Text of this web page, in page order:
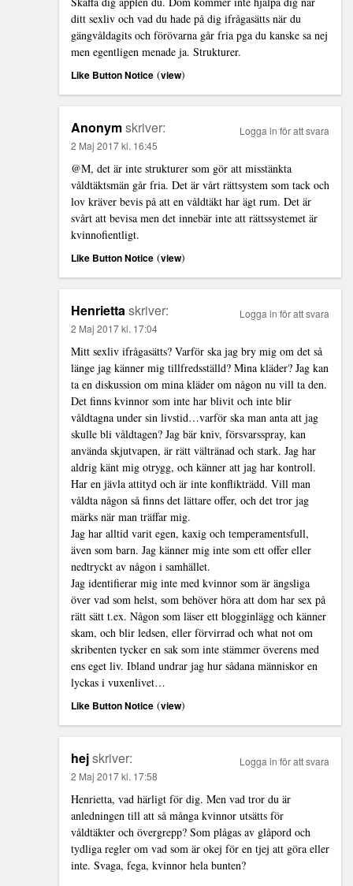
ditt sexliv och vad du hade på dig ifrågasätts när du
gängvåldagits och förövarna går fria pga du kanske sa nej
men egentligen menade ja. Strukturer.
Like Button Notice (view)
Anonymskriver:
2 Maj 2017 kl. 16:45
@M, det är inte strukturer som gör att misstänkta
våldtäktsmän går fria. Det är vårt rättsystem som tack och
lov kräver bevis på att en våldtäkt har ägt rum. Det är
svårt att bevisa men det innebär inte att rättssystemet är
kvinnofientligt.
Like Button Notice (view)
Logga in för att svara
Henriettaskriver:
2 Maj 2017 kl. 17:04
Mitt sexliv ifrågasätts? Varför ska jag bry mig om det så
länge jag känner mig tillfredsställd? Mina kläder? Jag kan
ta en diskussion om mina kläder om någon nu vill ta den.
Det finns kvinnor som inte har blivit och inte blir
våldtagna under sin livstid…varför ska man anta att jag
skulle bli våldtagen? Jag bär kniv, försvarsspray, kan
använda skjutvapen, är rätt vältränad och stark. Jag har
aldrig känt mig otrygg, och känner att jag har kontroll.
Har en jävla attityd och är inte konflikträdd. Vill man
våldta någon så finns det lättare offer, och det tror jag
märks när man träffar mig.
Jag har alltid varit egen, kaxig och temperamentsfull,
även som barn. Jag känner mig inte som ett offer eller
nedtryckt av någon i samhället.
Jag identifierar mig inte med kvinnor som är ängsliga
över vad som helst, som behöver höra att dom har sex på
rätt sätt t.ex. Någon som läser ett blogginlägg och känner
skam, och blir ledsen, eller förvirrad och what not om
skribenten tycker en sak som inte stämmer överens med
ens eget liv. Ibland undrar jag hur sådana människor en
lyckas i vuxenlivet…
Like Button Notice (view)
Logga in för att svara
hejskriver:
2 Maj 2017 kl. 17:58
Henrietta, vad härligt för dig. Men vad tror du är
anledningen till att så många kvinnor utsätts för
våldtäkter och övergrepp? Som plågas av glåpord och
tydliga regler om vad som är okej för en tjej att göra eller
inte. Svaga, fega, kvinnor hela bunten?
Logga in för att svara